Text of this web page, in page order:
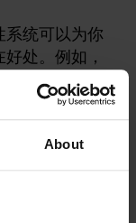
About
统可以为你
处。例如，
来推广环境
何利用该系统
生命周期内
及许多不同